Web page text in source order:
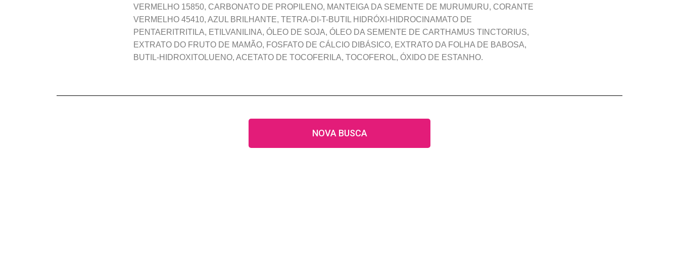
VERMELHO 15850, CARBONATO DE PROPILENO, MANTEIGA DA SEMENTE DE MURUMURU, CORANTE
VERMELHO 45410, AZUL BRILHANTE, TETRA-DI-T-BUTIL HIDRÓXI-HIDROCINAMATO DE
PENTAERITRITILA, ETILVANILINA, ÓLEO DE SOJA, ÓLEO DA SEMENTE DE CARTHAMUS TINCTORIUS,
EXTRATO DO FRUTO DE MAMÃO, FOSFATO DE CÁLCIO DIBÁSICO, EXTRATO DA FOLHA DE BABOSA,
BUTIL-HIDROXITOLUENO, ACETATO DE TOCOFERILA, TOCOFEROL, ÓXIDO DE ESTANHO.
NOVA BUSCA